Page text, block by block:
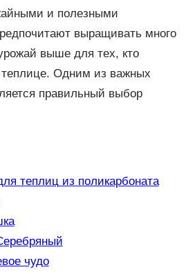
и полезными
выращивать много
выше для тех, кто
Одним из важных
правильный выбор
теплиц из поликарбоната
чудо